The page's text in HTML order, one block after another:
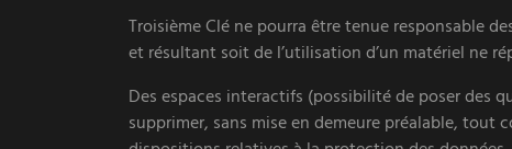
Troisième Clé ne pourra être tenue responsable
et résultant soit de l’utilisation d’un matériel ne
Des espaces interactifs (possibilité de poser des
supprimer, sans mise en demeure préalable,